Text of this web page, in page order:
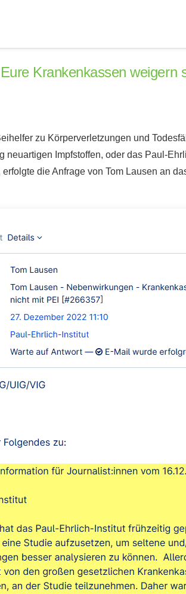
Eure Krankenkassen weigern
zu Körperverletzungen und
neuartigen Impfstoffen, oder das Paul-
die Anfrage von Tom Lausen an